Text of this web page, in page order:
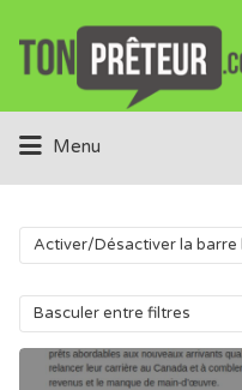
Rechercher:
Menu
Activer/Désactiver la barre
Basculer entre filtres